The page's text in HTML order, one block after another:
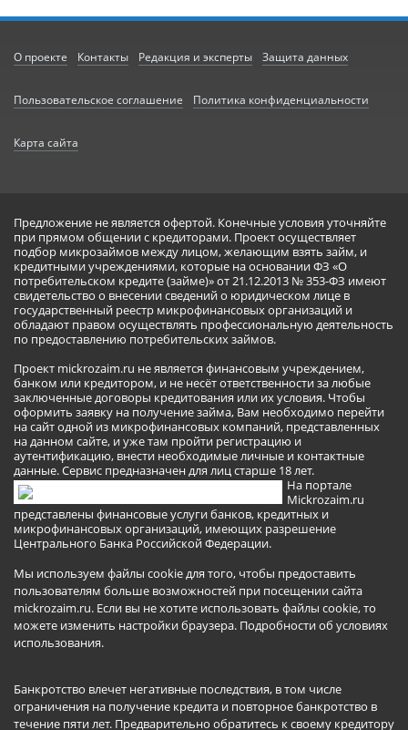
О проекте Контакты Редакция и эксперты Защита данных
Пользовательское соглашение Политика конфиденциальности
Карта сайта
Предложение не является офертой. Конечные условия уточняйте
при прямом общении с кредиторами. Проект осуществляет
подбор микрозаймов между лицом, желающим взять займ, и
кредитными учреждениями, которые на основании ФЗ «О
потребительском кредите (займе)» от 21.12.2013 № 353-ФЗ имеют
свидетельство о внесении сведений о юридическом лице в
государственный реестр микрофинансовых организаций и
обладают правом осуществлять профессиональную деятельность
по предоставлению потребительских займов.
Проект mickrozaim.ru не является финансовым учреждением,
банком или кредитором, и не несёт ответственности за любые
заключенные договоры кредитования или их условия. Чтобы
оформить заявку на получение займа, Вам необходимо перейти
на сайт одной из микрофинансовых компаний, представленных
на данном сайте, и уже там пройти регистрацию и
аутентификацию, внести необходимые личные и контактные
данные. Сервис предназначен для лиц старше 18 лет.
На портале
Mickrozaim.ru
представлены финансовые услуги банков, кредитных и
микрофинансовых организаций, имеющих разрешение
Центрального Банка Российской Федерации.
Мы используем файлы cookie для того, чтобы предоставить
пользователям больше возможностей при посещении сайта
mickrozaim.ru. Если вы не хотите использовать файлы cookie, то
можете изменить настройки браузера. Подробности об условиях
использования.
Банкротство влечет негативные последствия, в том числе
ограничения на получение кредита и повторное банкротство в
течение пяти лет. Предварительно обратитесь к своему кредитору